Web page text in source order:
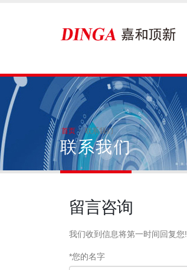
首页 联系我们
联系我们
留言咨询
我们收到信息将第一时间回复您!
*您的名字